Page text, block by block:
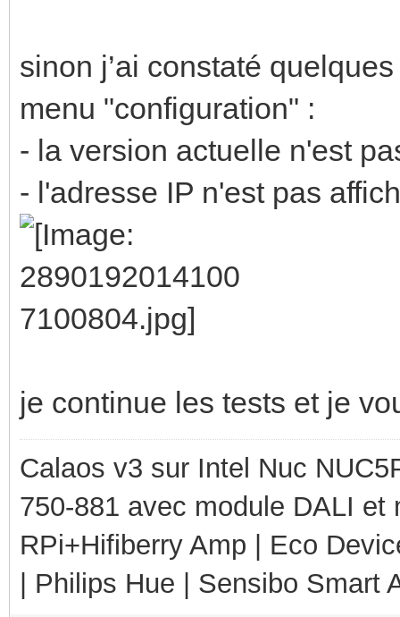
sinon j’ai constaté
menu "configuration" :
- la version actuelle n'est
- l'adresse IP n'est pas
je continue les tests et je
Calaos v3 sur Intel Nuc
750-881 avec module DALI
RPi+Hifiberry Amp | Eco
| Philips Hue | Sensibo Smart